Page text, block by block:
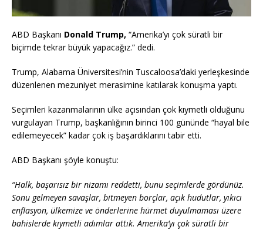
ABD Başkanı Donald Trump, “Amerika’yı çok süratli bir
biçimde tekrar büyük yapacağız.” dedi.
Trump, Alabama Üniversitesi’nin Tuscaloosa’daki yerleşkesinde
düzenlenen mezuniyet merasimine katılarak konuşma yaptı.
Seçimleri kazanmalarının ülke açısından çok kıymetli olduğunu
vurgulayan Trump, başkanlığının birinci 100 gününde “hayal bile
edilemeyecek” kadar çok iş başardıklarını tabir etti.
ABD Başkanı şöyle konuştu:
“Halk, başarısız bir nizamı reddetti, bunu seçimlerde gördünüz.
Sonu gelmeyen savaşlar, bitmeyen borçlar, açık hudutlar, yıkıcı
enflasyon, ülkemize ve önderlerine hürmet duyulmaması üzere
bahislerde kıymetli adımlar attık. Amerika’yı çok süratli bir